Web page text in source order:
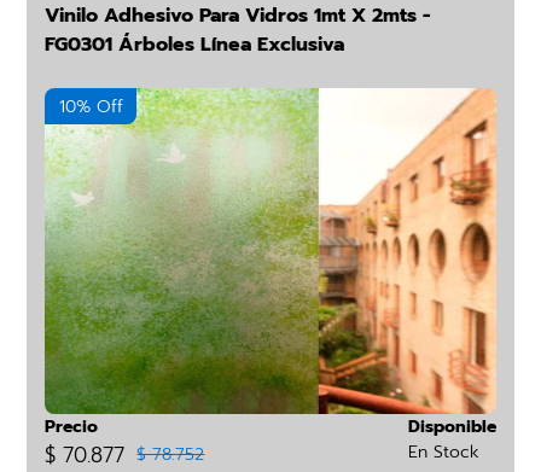
Vinilo Adhesivo Para Vidros 1mt X 2mts -
FG0301 Árboles Línea Exclusiva
10% Off
Precio
$ 70.877 $ 78.752
Disponible
En Stock